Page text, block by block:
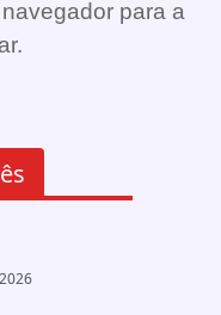
para a